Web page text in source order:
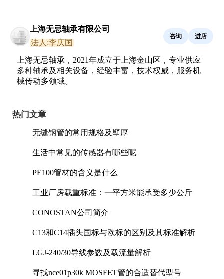
上海无忌轴承有限公司
法人:李庆国
咨询 进店
上海无忌轴承，2021年成立于上海金山区，专业供应
多种轴承及相关设备，经验丰富，技术权威，服务机
械传动多领域。
热门文章
无缝钢管的常用规格及壁厚
生活中常见的传感器有哪些呢
PE100管材的含义是什么
工业厂房载重标准：一平方米能承受多少公斤
CONOSTAN公司简介
C13和C14插头国标与欧标的区别及其标准解析
LGJ-240/30导线参数及载流量解析
寻找nce01p30k MOSFET管的合适替代型号